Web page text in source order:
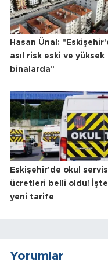
Hasan Ünal:
asıl risk eski ve yüksek
binalarda"
Eskişehir'de okul
ücretleri belli oldu! İşte
yeni tarife
Yorumlar